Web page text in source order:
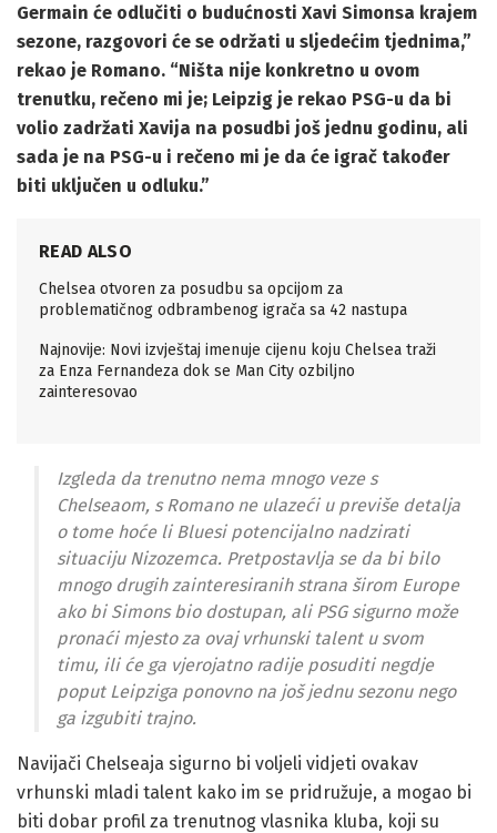
Germain će odlučiti o budućnosti Xavi Simonsa krajem
sezone, razgovori će se održati u sljedećim tjednima,”
rekao je Romano. “Ništa nije konkretno u ovom
trenutku, rečeno mi je; Leipzig je rekao PSG-u da bi
volio zadržati Xavija na posudbi još jednu godinu, ali
sada je na PSG-u i rečeno mi je da će igrač također
biti uključen u odluku.”
READ ALSO
Chelsea otvoren za posudbu sa opcijom za
problematičnog odbrambenog igrača sa 42 nastupa
Najnovije: Novi izvještaj imenuje cijenu koju Chelsea traži
za Enza Fernandeza dok se Man City ozbiljno
zainteresovao
Izgleda da trenutno nema mnogo veze s
Chelseaom, s Romano ne ulazeći u previše detalja
o tome hoće li Bluesi potencijalno nadzirati
situaciju Nizozemca. Pretpostavlja se da bi bilo
mnogo drugih zainteresiranih strana širom Europe
ako bi Simons bio dostupan, ali PSG sigurno može
pronaći mjesto za ovaj vrhunski talent u svom
timu, ili će ga vjerojatno radije posuditi negdje
poput Leipziga ponovno na još jednu sezonu nego
ga izgubiti trajno.
Navijači Chelseaja sigurno bi voljeli vidjeti ovakav
vrhunski mladi talent kako im se pridružuje, a mogao bi
biti dobar profil za trenutnog vlasnika kluba, koji su